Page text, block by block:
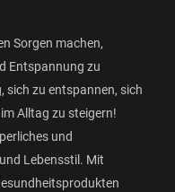
Sorgen machen,
Entspannung zu
sich zu entspannen, sich
Alltag zu steigern!
und
Lebensstil. Mit